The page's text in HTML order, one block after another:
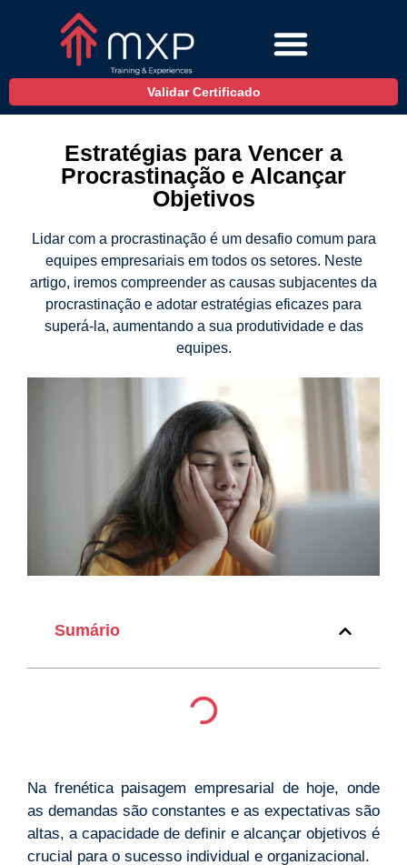
Validar Certificado
Estratégias para Vencer a
Procrastinação e Alcançar
Objetivos
Lidar com a procrastinação é um desafio comum para
equipes empresariais em todos os setores. Neste
artigo, iremos compreender as causas subjacentes da
procrastinação e adotar estratégias eficazes para
superá-la, aumentando a sua produtividade e das
equipes.
Sumário
Na frenética paisagem empresarial de hoje, onde
as demandas são constantes e as expectativas são
altas, a capacidade de definir e alcançar objetivos é
crucial para o sucesso individual e organizacional.